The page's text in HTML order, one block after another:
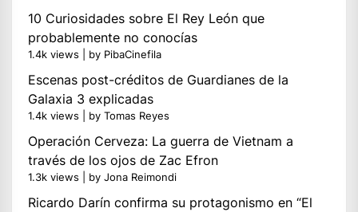
10 Curiosidades sobre El Rey León que
probablemente no conocías
1.4k views by PibaCinefila
Escenas post-créditos de Guardianes de la
Galaxia 3 explicadas
1.4k views by Tomas Reyes
Operación Cerveza: La guerra de Vietnam a
través de los ojos de Zac Efron
1.3k views by Jona Reimondi
Ricardo Darín confirma su protagonismo en “El